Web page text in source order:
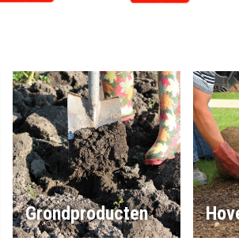
Grondproducten